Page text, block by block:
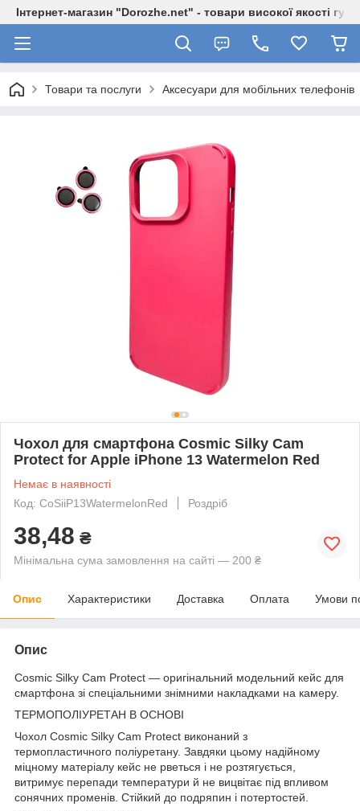
Інтернет-магазин "Dorozhe.net" - товари високої якості
Товари та послуги Аксесуари для мобільних телефонів
Чохол для смартфона Cosmic Silky Cam
Protect for Apple iPhone 13 Watermelon Red
Немає в наявності
Код: CoSiiP13WatermelonRed
Роздріб
38,48 ₴
Мінімальна сума замовлення на сайті — 200 ₴
Опис Характеристики Доставка Оплата Умови
Опис
Cosmic Silky Cam Protect — оригінальний модельний кейс для
смартфона зі спеціальними знімними накладками на камеру.
ТЕРМОПОЛІУРЕТАН В ОСНОВІ
Чохол Cosmic Silky Cam Protect виконаний з
термопластичного поліуретану. Завдяки цьому надійному
міцному матеріалу кейс не рветься і не розтягується,
витримує перепади температури й не вицвітає під впливом
сонячних променів. Стійкий до подряпин і потертостей.